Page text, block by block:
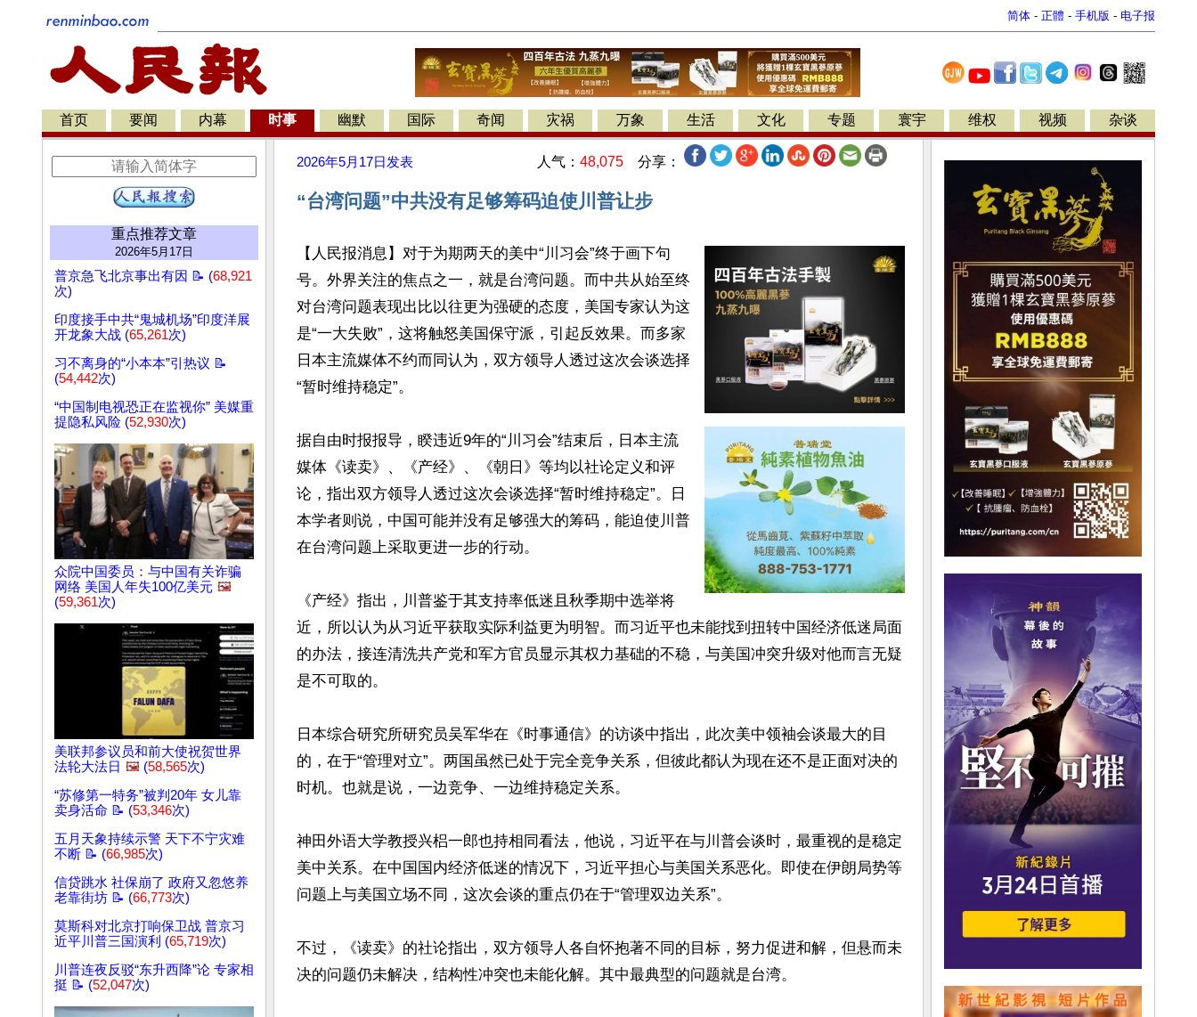
简体 - 正體 - 手机版 - 电子报
首页 要闻 内幕 时事 幽默 国际 奇闻 灾祸 万象 生活 文化 专题 寰宇 维权 视频 杂谈
重点推荐文章
2026年5月17日
普京急飞北京事出有因 📝 (68,921
次)
印度接手中共“鬼城机场”印度洋展
开龙象大战 (65,261次)
习不离身的“小本本”引热议 📝
(54,442次)
“中国制电视恐正在监视你” 美媒重
提隐私风险 (52,930次)
众院中国委员：与中国有关诈骗
网络 美国人年失100亿美元 🖼️
(59,361次)
美联邦参议员和前大使祝贺世界
法轮大法日 🖼️ (58,565次)
“苏修第一特务”被判20年 女儿靠
卖身活命 📝 (53,346次)
五月天象持续示警 天下不宁灾难
不断 📝 (66,985次)
信贷跳水 社保崩了 政府又忽悠养
老靠街坊 📝 (66,773次)
莫斯科对北京打响保卫战 普京习
近平川普三国演利 (65,719次)
川普连夜反驳“东升西降”论 专家相
挺 📝 (52,047次)
2026年5月17日 发表 人气： 48,075 分享：
“台湾问题”中共没有足够筹码迫使川普让步
【人民报消息】对于为期两天的美中“川习会”终于画下句
号。外界关注的焦点之一，就是台湾问题。而中共从始至终
对台湾问题表现出比以往更为强硬的态度，美国专家认为这
是“一大失败”，这将触怒美国保守派，引起反效果。而多家
日本主流媒体不约而同认为，双方领导人透过这次会谈选择
“暂时维持稳定”。
据自由时报报导，睽违近9年的“川习会”结束后，日本主流
媒体《读卖》、《产经》、《朝日》等均以社论定义和评
论，指出双方领导人透过这次会谈选择“暂时维持稳定”。日
本学者则说，中国可能并没有足够强大的筹码，能迫使川普
在台湾问题上采取更进一步的行动。
《产经》指出，川普鉴于其支持率低迷且秋季期中选举将
近，所以认为从习近平获取实际利益更为明智。而习近平也未能找到扭转中国经济低迷局面
的办法，接连清洗共产党和军方官员显示其权力基础的不稳，与美国冲突升级对他而言无疑
是不可取的。
日本综合研究所研究员吴军华在《时事通信》的访谈中指出，此次美中领袖会谈最大的目
的，在于“管理对立”。两国虽然已处于完全竞争关系，但彼此都认为现在还不是正面对决的
时机。也就是说，一边竞争、一边维持稳定关系。
神田外语大学教授兴梠一郎也持相同看法，他说，习近平在与川普会谈时，最重视的是稳定
美中关系。在中国国内经济低迷的情况下，习近平担心与美国关系恶化。即使在伊朗局势等
问题上与美国立场不同，这次会谈的重点仍在于“管理双边关系”。
不过，《读卖》的社论指出，双方领导人各自怀抱著不同的目标，努力促进和解，但悬而未
决的问题仍未解决，结构性冲突也未能化解。其中最典型的问题就是台湾。